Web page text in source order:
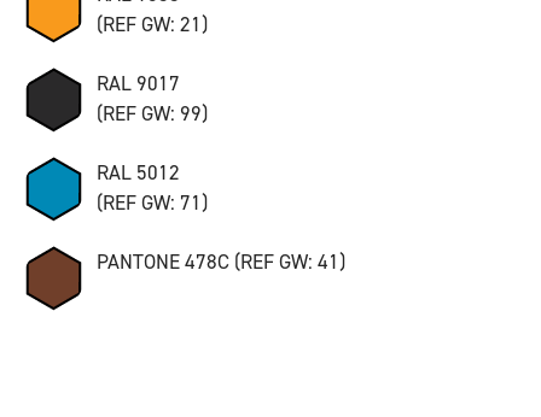
(REF GW: 21)
RAL 9017
(REF GW: 99)
RAL 5012
(REF GW: 71)
PANTONE 478C (REF GW: 41)